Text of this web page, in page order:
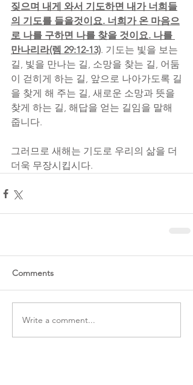
짖으며 내게 와서 기도하면 내가 너희들
의 기도를 들을것이요. 너희가 온 마음으
로 나를 구하면 나를 찾을 것이요. 나를
만나리라(렘 29:12-13). 기도는 빛을 보는
길, 빛을 만나는 길, 소망을 찾는 길, 어둠
이 걷히게 하는 길, 앞으로 나아가도록 길
을 찾게 해 주는 길, 새로운 소망과 뜻을
찾게 하는 길, 해답을 얻는 길임을 말해
줍니다.
그러므로 새해는 기도로 우리의 삶을 더
더욱 무장시킵시다.
Comments
Write a comment...